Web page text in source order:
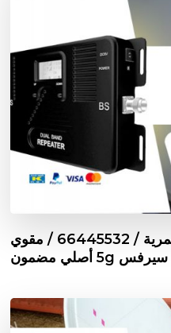
تركيب مقوي سيرفس العمرية / 66445532 / مقوي
سيرفس 5g أصلي مضمون